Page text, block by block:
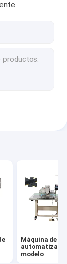
Máquina de
automatizada
modelo